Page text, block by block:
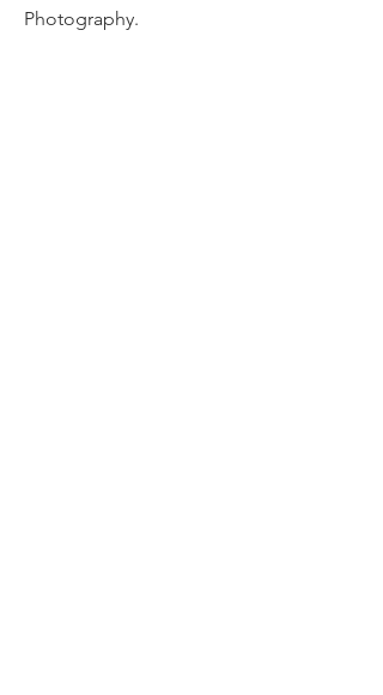
Photography.